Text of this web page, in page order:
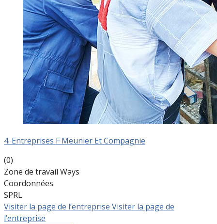
4. Entreprises F Meunier Et Compagnie
(0)
Zone de travail Ways
Coordonnées
SPRL
Visiter la page de l’entreprise Visiter la page de
l’entreprise